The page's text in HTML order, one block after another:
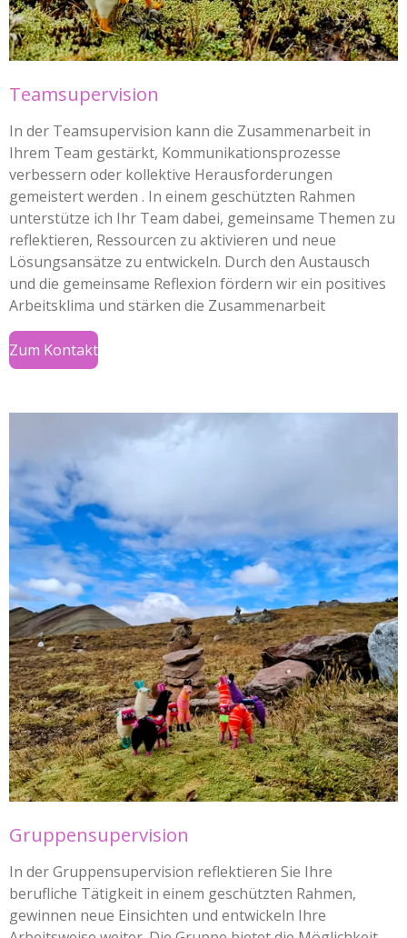
Teamsupervision
In der Teamsupervision kann die Zusammenarbeit in
Ihrem Team gestärkt, Kommunikationsprozesse
verbessern oder kollektive Herausforderungen
gemeistert werden . In einem geschützten Rahmen
unterstütze ich Ihr Team dabei, gemeinsame Themen zu
reflektieren, Ressourcen zu aktivieren und neue
Lösungsansätze zu entwickeln. Durch den Austausch
und die gemeinsame Reflexion fördern wir ein positives
Arbeitsklima und stärken die Zusammenarbeit
Zum Kontakt
Gruppensupervision
In der Gruppensupervision reflektieren Sie Ihre
berufliche Tätigkeit in einem geschützten Rahmen,
gewinnen neue Einsichten und entwickeln Ihre